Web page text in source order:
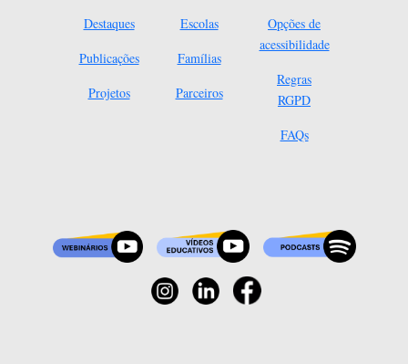
Destaques
Publicações
Projetos
Escolas
Famílias
Parceiros
Opções de
acessibilidade
Regras
RGPD
FAQs